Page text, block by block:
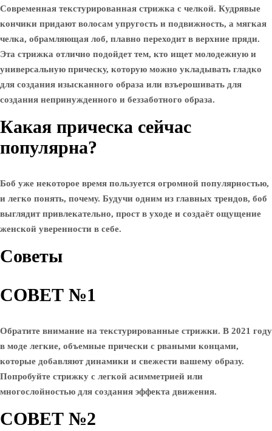
Современная текстурированная стрижка с челкой. Кудрявые
кончики придают волосам упругость и подвижность, а мягкая
челка, обрамляющая лоб, плавно переходит в верхние пряди.
Эта стрижка отлично подойдет тем, кто ищет молодежную и
универсальную прическу, которую можно укладывать гладко
для создания изысканного образа или взъерошивать для
создания непринужденного и беззаботного образа.
Какая прическа сейчас
популярна?
Боб уже некоторое время пользуется огромной популярностью,
и легко понять, почему. Будучи одним из главных трендов, боб
выглядит привлекательно, прост в уходе и создаёт ощущение
женской уверенности в себе.
Советы
СОВЕТ №1
Обратите внимание на текстурированные стрижки. В 2021 году
в моде легкие, объемные прически с рваными концами,
которые добавляют динамики и свежести вашему образу.
Попробуйте стрижку с легкой асимметрией или
многослойностью для создания эффекта движения.
СОВЕТ №2